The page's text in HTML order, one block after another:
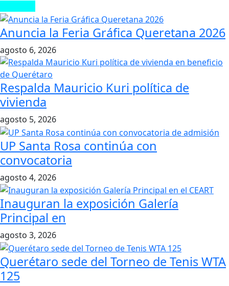
Anuncia la Feria Gráfica Queretana 2026
agosto 6, 2026
Respalda Mauricio Kuri política de
vivienda
agosto 5, 2026
UP Santa Rosa continúa con
convocatoria
agosto 4, 2026
Inauguran la exposición Galería
Principal en
agosto 3, 2026
Querétaro sede del Torneo de Tenis WTA
125